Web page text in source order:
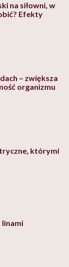
na siłowni, w
Efekty
– zwiększa
organizmu
którymi
linami